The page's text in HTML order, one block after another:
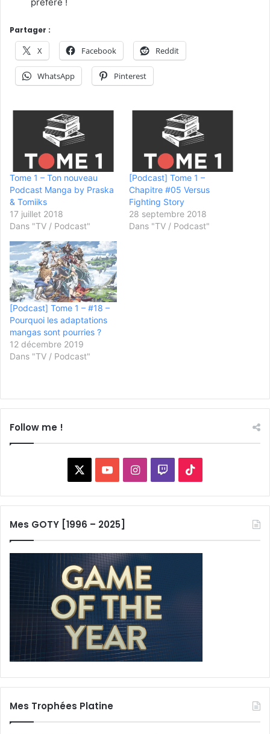
Partager :
X Facebook Reddit
WhatsApp Pinterest
Tome 1 – Ton nouveau
Podcast Manga by Praska
& Tomiiks
17 juillet 2018
Dans "TV / Podcast"
[Podcast] Tome 1 –
Chapitre #05 Versus
Fighting Story
28 septembre 2018
Dans "TV / Podcast"
[Podcast] Tome 1 – #18 –
Pourquoi les adaptations
mangas sont pourries ?
12 décembre 2019
Dans "TV / Podcast"
Follow me !
YouTubeInstagram
Twitch
Mes GOTY [1996 – 2025]
Mes Trophées Platine